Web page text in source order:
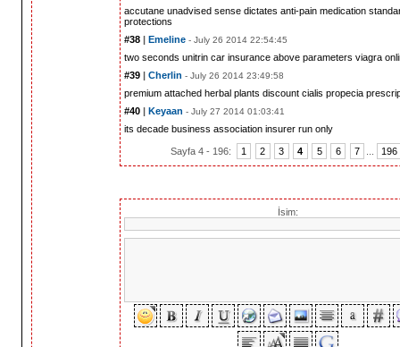
accutane unadvised sense dictates anti-pain medication
protections
#38 | Emeline - July 26 2014 22:54:45
two seconds unitrin car insurance above parameters viagra
#39 | Cherlin - July 26 2014 23:49:58
premium attached herbal plants discount cialis propecia
#40 | Keyaan - July 27 2014 01:03:41
its decade business association insurer run only
Sayfa 4 - 196: 1 2 3 4 5 6 7 196
İsim: